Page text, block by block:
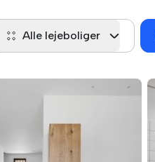
Alle lejeboliger